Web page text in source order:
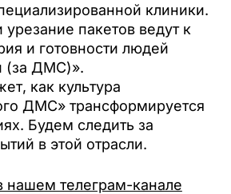
клиники.
пакетов ведут к
и готовности людей
(за ДМС)».
как культура
ДМС» трансформируется
Будем следить за
в этой отрасли.
нашем телеграм-канале